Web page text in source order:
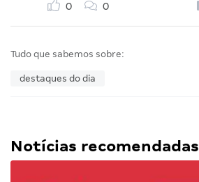
0 0
Tudo que sabemos sobre:
destaques do dia
Notícias recomendadas